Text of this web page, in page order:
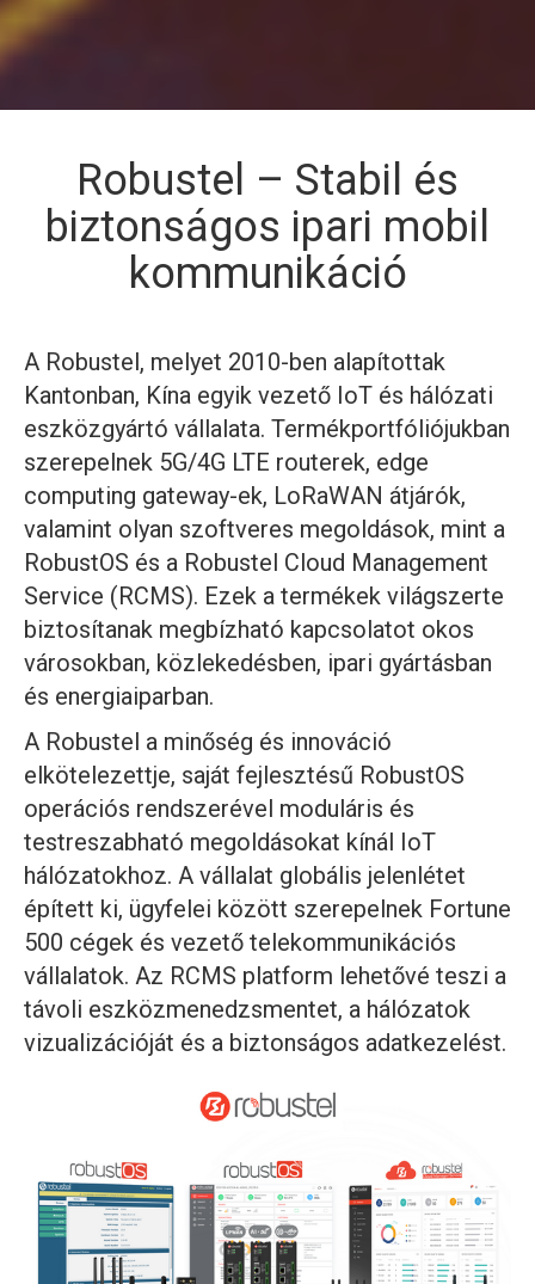
Robustel – Stabil és
biztonságos ipari mobil
kommunikáció
A Robustel, melyet 2010-ben alapítottak
Kantonban, Kína egyik vezető IoT és hálózati
eszközgyártó vállalata. Termékportfóliójukban
szerepelnek 5G/4G LTE routerek, edge
computing gateway-ek, LoRaWAN átjárók,
valamint olyan szoftveres megoldások, mint a
RobustOS és a Robustel Cloud Management
Service (RCMS). Ezek a termékek világszerte
biztosítanak megbízható kapcsolatot okos
városokban, közlekedésben, ipari gyártásban
és energiaiparban.
A Robustel a minőség és innováció
elkötelezettje, saját fejlesztésű RobustOS
operációs rendszerével moduláris és
testreszabható megoldásokat kínál IoT
hálózatokhoz. A vállalat globális jelenlétet
épített ki, ügyfelei között szerepelnek Fortune
500 cégek és vezető telekommunikációs
vállalatok. Az RCMS platform lehetővé teszi a
távoli eszközmenedzsmentet, a hálózatok
vizualizációját és a biztonságos adatkezelést.